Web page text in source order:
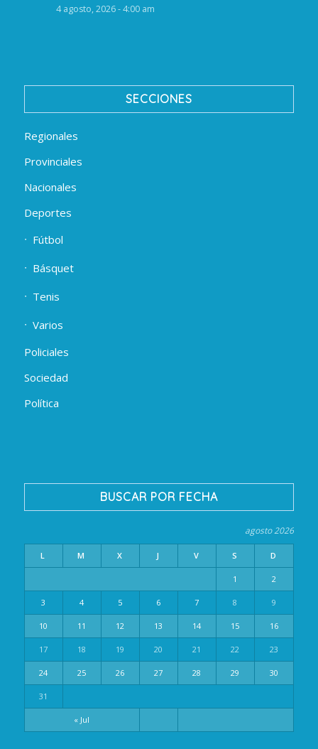
4 agosto, 2026 - 4:00 am
SECCIONES
Regionales
Provinciales
Nacionales
Deportes
Fútbol
Básquet
Tenis
Varios
Policiales
Sociedad
Política
BUSCAR POR FECHA
agosto 2026
L M X J V S D
« Jul
1 2
3 4 5 6 7 8 9
10 11 12 13 14 15 16
17 18 19 20 21 22 23
24 25 26 27 28 29 30
31